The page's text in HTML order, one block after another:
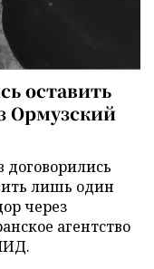
оставить
Ормузский
договорились
лишь один
через
агентство